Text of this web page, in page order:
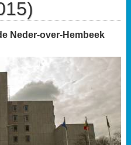
Neder-over-Hembeek